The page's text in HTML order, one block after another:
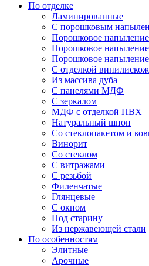
По отделке
Ламинированные
С порошковым
Порошковое
Порошковое напыление
Порошковое
С отделкой
Из массива дуба
С панелями МДФ
С зеркалом
МДФ с отделкой ПВХ
Натуральный шпон
Со стеклопакетом и
Винорит
Со стеклом
С витражами
С резьбой
Филенчатые
Глянцевые
С окном
Под старину
Из нержавеющей стали
По особенностям
Элитные
Арочные